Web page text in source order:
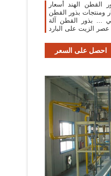
القطن الهند أسعار
ومنتجات بذور القطن
... بذور القطن آلة
احصل على السعر